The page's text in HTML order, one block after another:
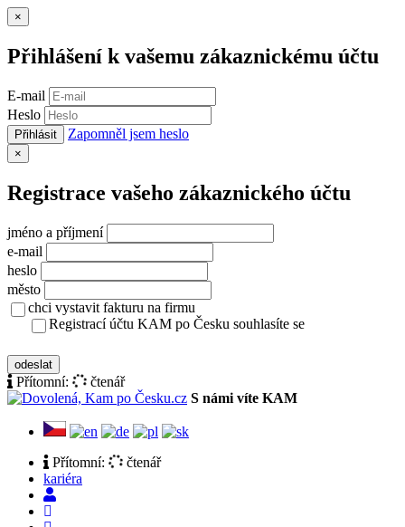
×
Přihlášení k vašemu zákaznickému účtu
E-mail
Heslo
Přihlásit Zapomněl jsem heslo
×
Registrace vašeho zákaznického účtu
jméno a příjmení
e-mail
heslo
město
chci vystavit fakturu na firmu
Registrací účtu KAM po Česku souhlasíte se
odeslat
Přítomní:
čtenář
S námi víte KAM
Přítomní:
čtenář
kariéra